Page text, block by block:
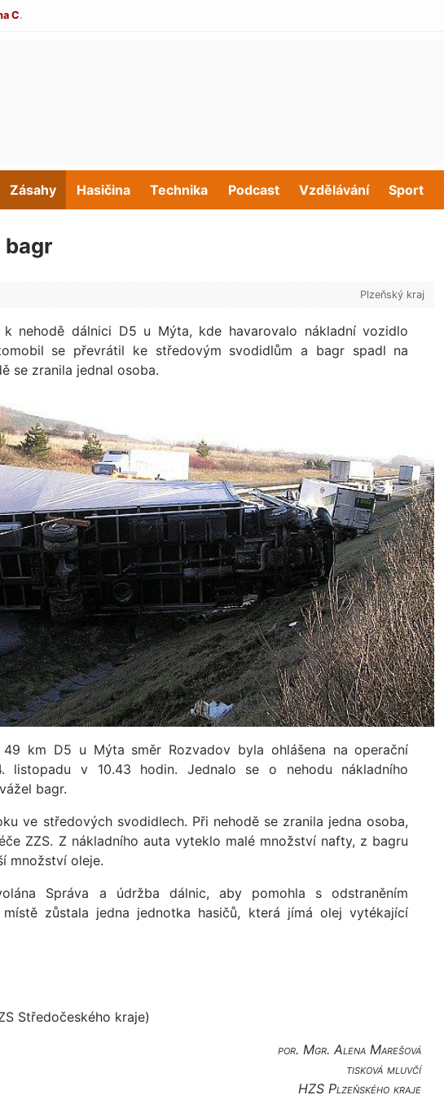
C.
Zásahy Hasičina Technika Podcast Vzdělávání Sport
bagr
Plzeňský kraj
nehodě dálnici D5 u Mýta, kde havarovalo nákladní vozidlo
se převrátil ke středovým svodidlům a bagr spadl na
se zranila jednal osoba.
49 km D5 u Mýta směr Rozvadov byla ohlášena na operační
listopadu v 10.43 hodin. Jednalo se o nehodu nákladního
bagr.
ve středových svodidlech. Při nehodě se zranila jedna osoba,
ZZS. Z nákladního auta vyteklo malé množství nafty, z bagru
množství oleje.
Správa a údržba dálnic, aby pomohla s odstraněním
zůstala jedna jednotka hasičů, která jímá olej vytékající
Středočeského kraje)
por. Mgr. Alena Marešová
tisková mluvčí
HZS Plzeňského kraje